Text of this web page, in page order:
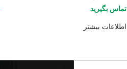
تماس بگیرید
اطلاعات بیشتر